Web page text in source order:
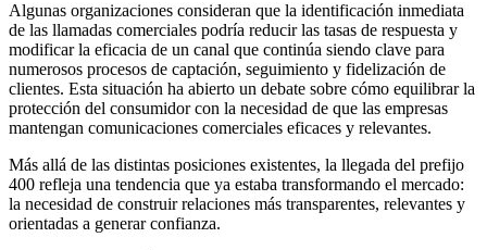
Algunas organizaciones consideran que la identificación inmediata
de las llamadas comerciales podría reducir las tasas de respuesta y
modificar la eficacia de un canal que continúa siendo clave para
numerosos procesos de captación, seguimiento y fidelización de
clientes. Esta situación ha abierto un debate sobre cómo equilibrar la
protección del consumidor con la necesidad de que las empresas
mantengan comunicaciones comerciales eficaces y relevantes.
Más allá de las distintas posiciones existentes, la llegada del prefijo
400 refleja una tendencia que ya estaba transformando el mercado:
la necesidad de construir relaciones más transparentes, relevantes y
orientadas a generar confianza.